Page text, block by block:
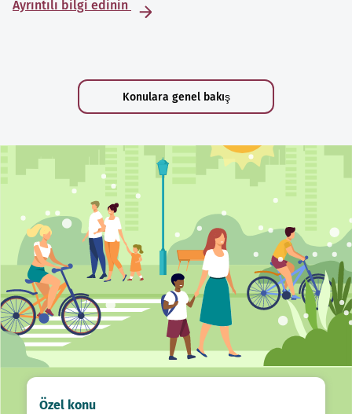
Ayrıntılı bilgi edinin
Konulara genel bakış
Özel konu